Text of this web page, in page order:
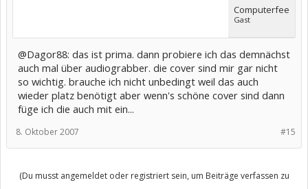
Computerfee
Gast
@Dagor88: das ist prima. dann probiere ich das demnächst
auch mal über audiograbber. die cover sind mir gar nicht
so wichtig. brauche ich nicht unbedingt weil das auch
wieder platz benötigt aber wenn's schöne cover sind dann
füge ich die auch mit ein...
#15
8. Oktober 2007
(Du musst angemeldet oder registriert sein, um Beiträge verfassen zu